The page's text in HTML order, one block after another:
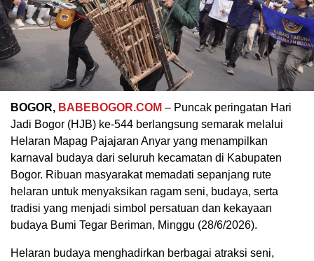
BOGOR, BABEBOGOR.COM – Puncak peringatan Hari
Jadi Bogor (HJB) ke-544 berlangsung semarak melalui
Helaran Mapag Pajajaran Anyar yang menampilkan
karnaval budaya dari seluruh kecamatan di Kabupaten
Bogor. Ribuan masyarakat memadati sepanjang rute
helaran untuk menyaksikan ragam seni, budaya, serta
tradisi yang menjadi simbol persatuan dan kekayaan
budaya Bumi Tegar Beriman, Minggu (28/6/2026).
Helaran budaya menghadirkan berbagai atraksi seni,